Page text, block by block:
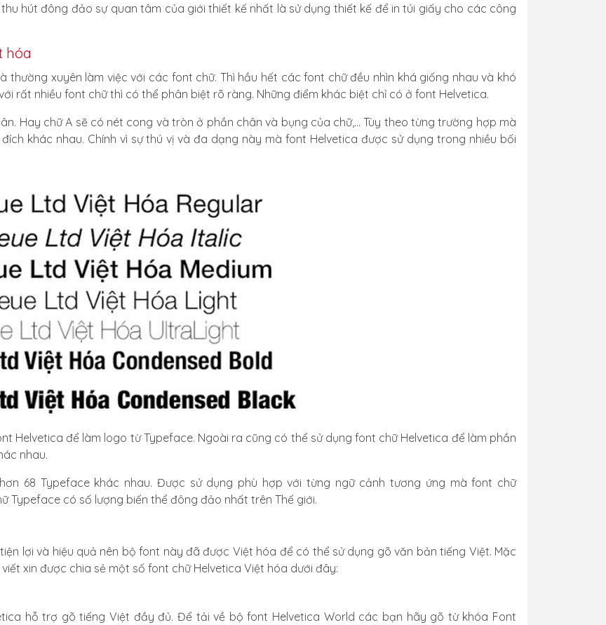
hút đông đảo sự quan tâm của giới thiết kế nhất là sử dụng thiết kế để in túi giấy cho các công
hóa
thường xuyên làm việc với các font chữ. Thì hầu hết các font chữ đều nhìn khá giống nhau và khó
rất nhiều font chữ thì có thể phân biệt rõ ràng. Những điểm khác biệt chỉ có ở font Helvetica.
Hay chữ A sẽ có nét cong và tròn ở phần chân và bụng của chữ,… Tùy theo từng trường hợp mà
khác nhau. Chính vì sự thú vị và đa dạng này mà font Helvetica được sử dụng trong nhiều bối
Helvetica để làm logo từ Typeface. Ngoài ra cũng có thể sử dụng font chữ Helvetica để làm phần
nhau.
68 Typeface khác nhau. Được sử dụng phù hợp với từng ngữ cảnh tương ứng mà font chữ
Typeface có số lượng biến thể đông đảo nhất trên Thế giới.
lợi và hiệu quả nên bộ font này đã được Việt hóa để có thể sử dụng gõ văn bản tiếng Việt. Mặc
xin được chia sẻ một số font chữ Helvetica Việt hóa dưới đây:
hỗ trợ gõ tiếng Việt đầy đủ. Để tải về bộ font Helvetica World các bạn hãy gõ từ khóa Font